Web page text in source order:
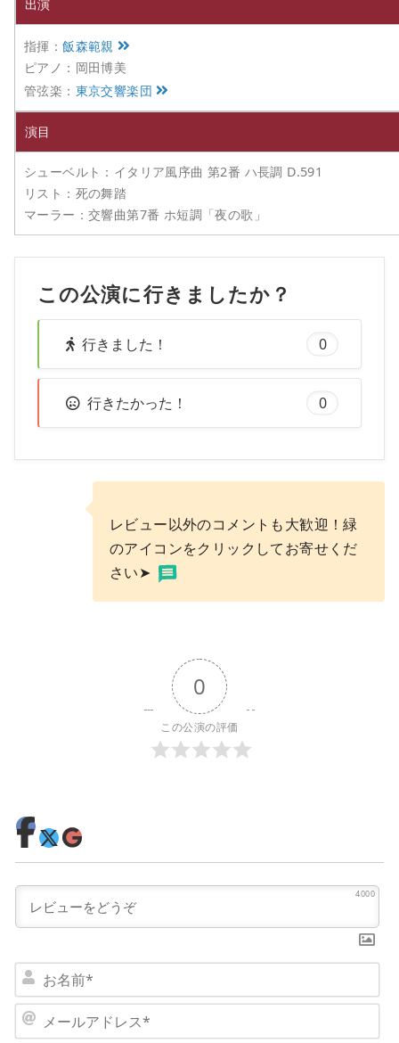
出演
指揮：飯森範親
ピアノ：岡田博美
管弦楽： 東京交響楽団
演目
シューベルト：イタリア風序曲 第2番 ハ長調 D.591
リスト：死の舞踏
マーラー：交響曲第7番 ホ短調「夜の歌」
この公演に行きましたか？
行きました！ 0
行きたかった！ 0
レビュー以外のコメントも大歓迎！緑
のアイコンをクリックしてお寄せくだ
さい➤
0
この公演の評価
4000
名